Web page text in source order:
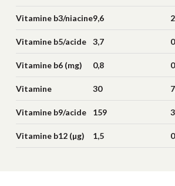
b2/riboflavine (mg)
Vitamine b3/niacine
(mg)
9,6
Vitamine b5/acide
pantothénique
(mg)
3,7
Vitamine b6 (mg) 0,8
Vitamine
b8/biotine (µg)
30
Vitamine b9/acide
folique (µg)
159
Vitamine b12 (µg) 1,5